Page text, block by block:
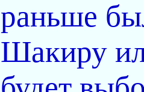
раньше
Шакиру